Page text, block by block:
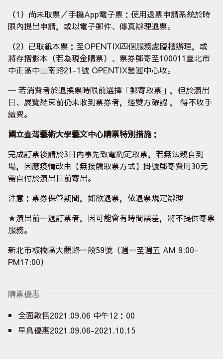
（1）尚未取票／手機App電子票：使用退票申請系統於時
限內提出申請，或以電子郵件、傳真辦理退票。
（2）已取紙本票：至OPENTIX四個服務處臨櫃辦理，或
將存摺影本（若為現金購票）、票券郵寄至100011臺北市
中正區中山南路21-1號 OPENTIX營運中心收。
─ 若消費者於退換票時限前選擇「郵寄取票」，但於演出
日、展覽結束前仍未收到票券者，經雙方確認 ， 得不收手
續費。
國立臺灣藝術大學藝文中心購票特別措施：
完成訂票後請於3日內事先致電約定取票，若無法親自到
場，因應疫情改由【無接觸取票方式】掛號郵寄費用30元
需自付於演出日前寄出。
注意：票券保管期間，如欲退票，依退票規定辦理
★演出前一週訂票者，因可能會有時間誤差，將不提供寄票
服務。
新北市板橋區大觀路一段59號（週一至週五 AM 9:00-
PM17:00）
購票優惠
全面啟售2021.09.06 中午12：00
早鳥優惠2021.09.06-2021.10.15